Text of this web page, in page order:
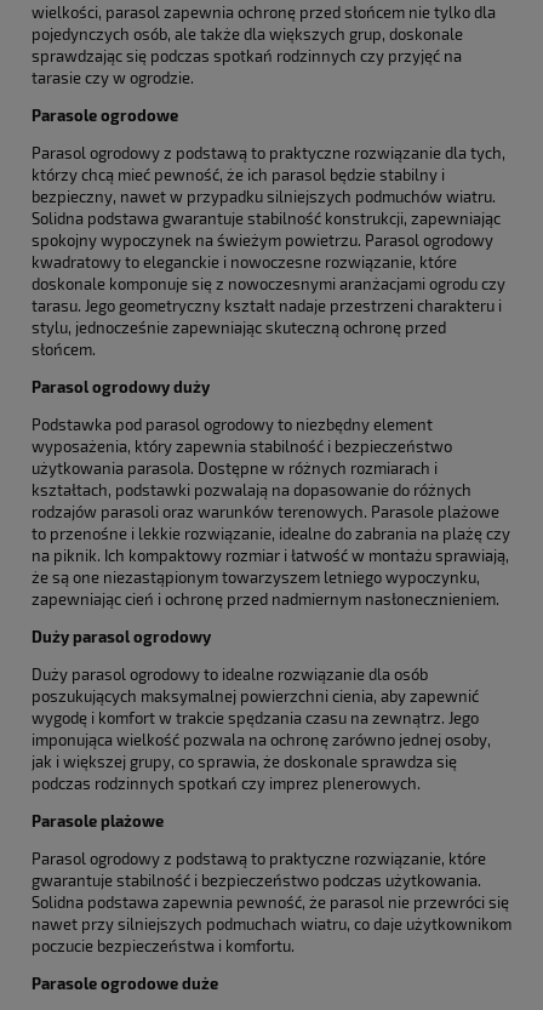
wielkości, parasol zapewnia ochronę przed słońcem nie tylko dla
pojedynczych osób, ale także dla większych grup, doskonale
sprawdzając się podczas spotkań rodzinnych czy przyjęć na
tarasie czy w ogrodzie.
Parasole ogrodowe
Parasol ogrodowy z podstawą to praktyczne rozwiązanie dla tych,
którzy chcą mieć pewność, że ich parasol będzie stabilny i
bezpieczny, nawet w przypadku silniejszych podmuchów wiatru.
Solidna podstawa gwarantuje stabilność konstrukcji, zapewniając
spokojny wypoczynek na świeżym powietrzu. Parasol ogrodowy
kwadratowy to eleganckie i nowoczesne rozwiązanie, które
doskonale komponuje się z nowoczesnymi aranżacjami ogrodu czy
tarasu. Jego geometryczny kształt nadaje przestrzeni charakteru i
stylu, jednocześnie zapewniając skuteczną ochronę przed
słońcem.
Parasol ogrodowy duży
Podstawka pod parasol ogrodowy to niezbędny element
wyposażenia, który zapewnia stabilność i bezpieczeństwo
użytkowania parasola. Dostępne w różnych rozmiarach i
kształtach, podstawki pozwalają na dopasowanie do różnych
rodzajów parasoli oraz warunków terenowych. Parasole plażowe
to przenośne i lekkie rozwiązanie, idealne do zabrania na plażę czy
na piknik. Ich kompaktowy rozmiar i łatwość w montażu sprawiają,
że są one niezastąpionym towarzyszem letniego wypoczynku,
zapewniając cień i ochronę przed nadmiernym nasłonecznieniem.
Duży parasol ogrodowy
Duży parasol ogrodowy to idealne rozwiązanie dla osób
poszukujących maksymalnej powierzchni cienia, aby zapewnić
wygodę i komfort w trakcie spędzania czasu na zewnątrz. Jego
imponująca wielkość pozwala na ochronę zarówno jednej osoby,
jak i większej grupy, co sprawia, że doskonale sprawdza się
podczas rodzinnych spotkań czy imprez plenerowych.
Parasole plażowe
Parasol ogrodowy z podstawą to praktyczne rozwiązanie, które
gwarantuje stabilność i bezpieczeństwo podczas użytkowania.
Solidna podstawa zapewnia pewność, że parasol nie przewróci się
nawet przy silniejszych podmuchach wiatru, co daje użytkownikom
poczucie bezpieczeństwa i komfortu.
Parasole ogrodowe duże